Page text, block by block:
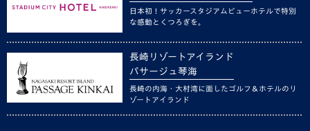
日本初！サッカースタジアムビューホテルで特別
な感動とくつろぎを。
長崎リゾートアイランド
パサージュ琴海
長崎の内海・大村湾に面したゴルフ＆ホテルのリ
ゾートアイランド